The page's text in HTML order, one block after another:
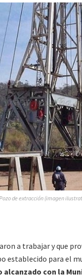
de extracción (imagen
a trabajar y que
establecido para el
con la